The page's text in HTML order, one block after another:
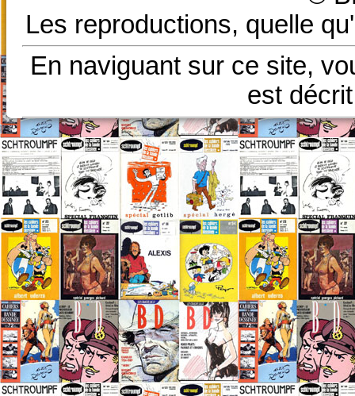
Les reproductions, quelle
En naviguant sur ce site,
est